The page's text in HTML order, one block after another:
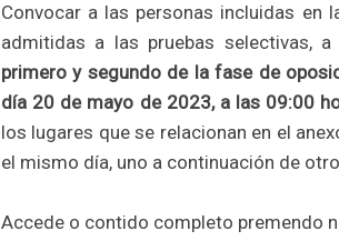
Convocar a las personas incluidas en
admitidas a las pruebas selectivas, a
primero y segundo de la fase de
día 20 de mayo de 2023, a las 09:00
los lugares que se relacionan en el
el mismo día, uno a continuación de
Accede o contido completo premendo